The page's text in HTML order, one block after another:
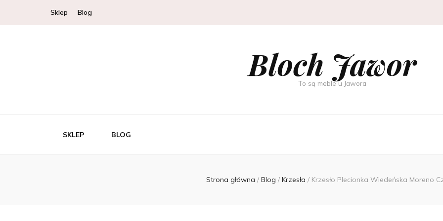
Sklep Blog
Bloch Jawor
To są meble u Jawora
SKLEP BLOG
Strona główna / Blog / Krzesła / Krzesło Plecionka Wiedeńska Moreno